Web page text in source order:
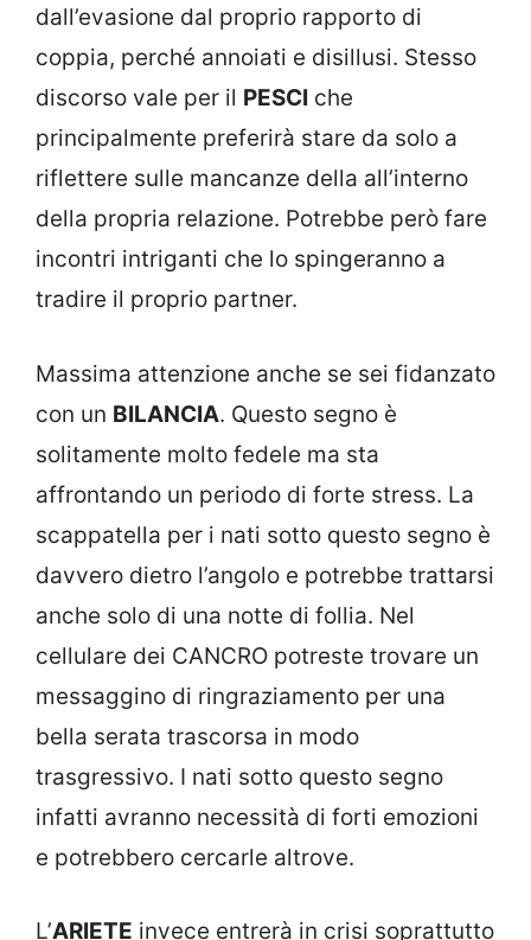
dall’evasione dal proprio rapporto di
coppia, perché annoiati e disillusi. Stesso
discorso vale per il PESCI che
principalmente preferirà stare da solo a
riflettere sulle mancanze della all’interno
della propria relazione. Potrebbe però fare
incontri intriganti che lo spingeranno a
tradire il proprio partner.
Massima attenzione anche se sei fidanzato
con un BILANCIA. Questo segno è
solitamente molto fedele ma sta
affrontando un periodo di forte stress. La
scappatella per i nati sotto questo segno è
davvero dietro l’angolo e potrebbe trattarsi
anche solo di una notte di follia. Nel
cellulare dei CANCRO potreste trovare un
messaggino di ringraziamento per una
bella serata trascorsa in modo
trasgressivo. I nati sotto questo segno
infatti avranno necessità di forti emozioni
e potrebbero cercarle altrove.
L’ARIETE invece entrerà in crisi soprattutto